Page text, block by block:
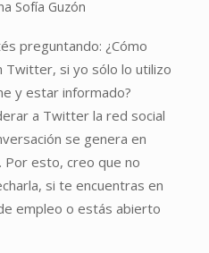
Sofía Guzón
preguntando: ¿Cómo
Twitter, si yo sólo lo utilizo
y estar informado?
a Twitter la red social
se genera en
esto, creo que no
si te encuentras en
empleo o estás abierto